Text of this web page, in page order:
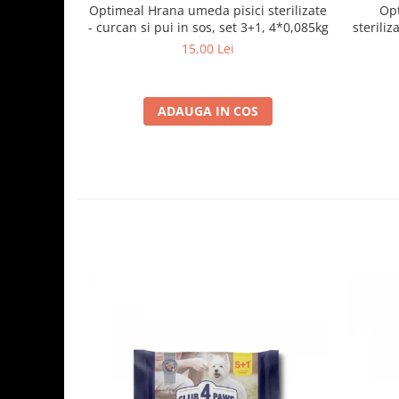
Optimeal Hrana umeda pisici sterilizate
- curcan si pui in sos, set 3+1, 4*0,085kg
15,00 Lei
ADAUGA IN COS